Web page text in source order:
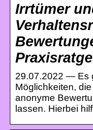
Irrtümer
29.07.2022 — Es
Möglichkeiten,
anonyme
lassen. Hierbei